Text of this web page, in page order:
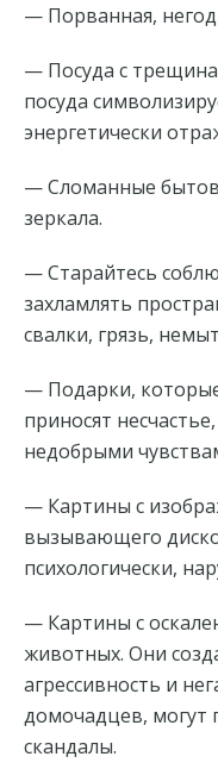
— Порванная,
— Посуда с
посуда
энергетически
— Сломанные
зеркала.
— Старайтесь
захламлять
свалки, грязь,
— Подарки,
приносят
недобрыми
— Картины с
вызывающего
психологически,
— Картины с
животных. Они
агрессивность и
домочадцев, могут
скандалы.